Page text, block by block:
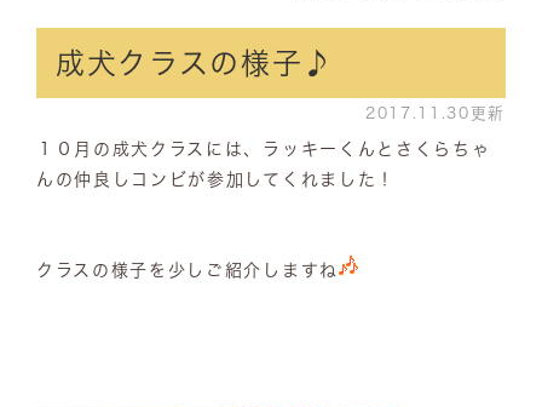
成犬クラスの様子♪
2017.11.30更新
１０月の成犬クラスには、ラッキーくんとさくらちゃ
んの仲良しコンビが参加してくれました！
クラスの様子を少しご紹介しますね